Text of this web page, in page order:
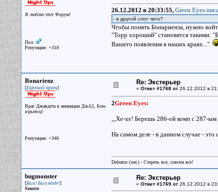
Я люблю этот Форум!
Пол:
Репутация: +318
26.12.2012 в 20:33:55, Green Eyes
- в другой слот чего?
Чтобы понять Бонариенза, нужно
"Торр хороший" становятся такими:
Вашего появления в наших краях..."
Bonarienz
[Хороший ариец]
Враг Джавдета в анимации ДжА2, Бон-
а-рьен-ц!
Репутация: +346
Re: Экстерьер
« Ответ #1768 от26.12.2012 в
2Green Eyes:
,,,Хе-хе! Берешь 286-ой комп с 287-
На самом деле - в данном случае - это
Deleatur (лат.) - Стереть все, совсем все!
bugmonster
[Баги! Баги везде!]
Source
Re: Экстерьер
« Ответ #1769 от26.12.2012 в